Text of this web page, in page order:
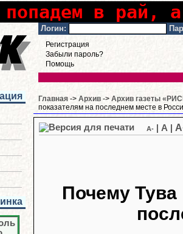
попадем в рай,
Логин:
Регистрация
Забыли пароль?
Помощь
Главная -> Архив -> Архив газеты
показателям на последнем месте в
A- A
Почему